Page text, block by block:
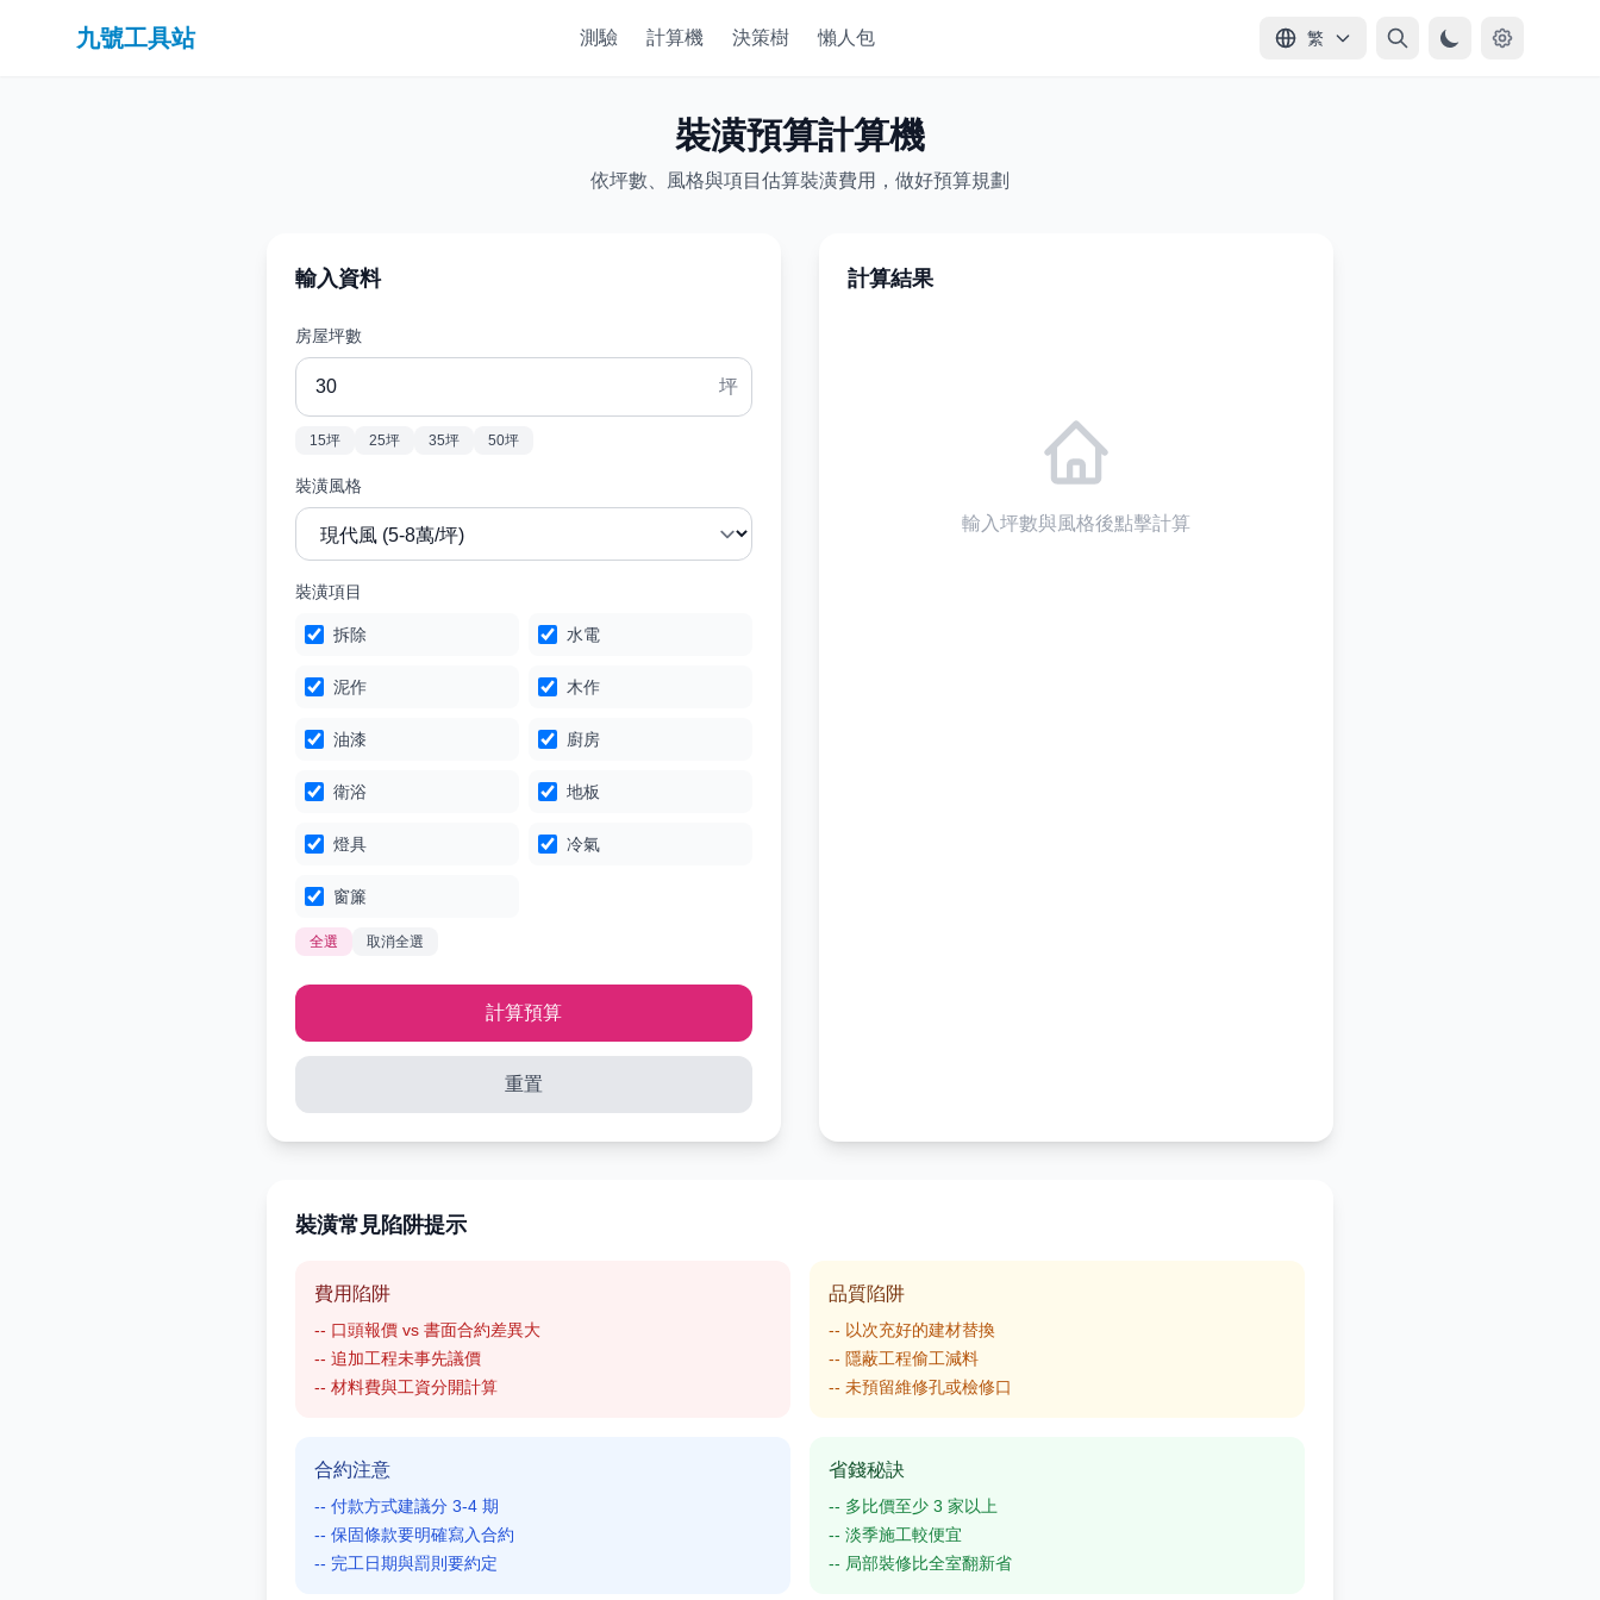
九號工具站 測驗 計算機 決策樹 懶人包 繁
裝潢預算計算機
依坪數、風格與項目估算裝潢費用，做好預算規劃
輸入資料
房屋坪數
坪
15坪 25坪 35坪 50坪
裝潢風格
裝潢項目
拆除 水電
泥作 木作
油漆 廚房
衛浴 地板
燈具 冷氣
窗簾
全選 取消全選
計算預算
重置
計算結果
輸入坪數與風格後點擊計算
裝潢常見陷阱提示
費用陷阱
-- 口頭報價 vs 書面合約差異大
-- 追加工程未事先議價
-- 材料費與工資分開計算
品質陷阱
-- 以次充好的建材替換
-- 隱蔽工程偷工減料
-- 未預留維修孔或檢修口
合約注意
-- 付款方式建議分 3-4 期
-- 保固條款要明確寫入合約
-- 完工日期與罰則要約定
省錢秘訣
-- 多比價至少 3 家以上
-- 淡季施工較便宜
-- 局部裝修比全室翻新省